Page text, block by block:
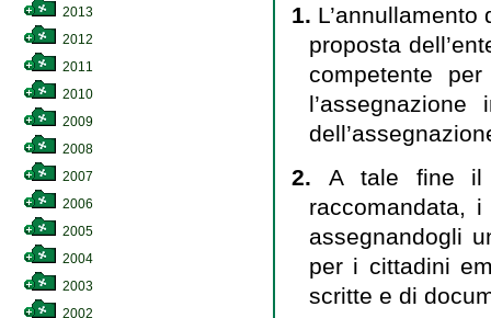
2013
2012
2011
2010
2009
2008
2007
2006
2005
2004
2003
2002
1. L’annullamento
proposta
competente
2. A tale fine il
raccomandata,
assegnandogli
per i cittadini
scritte e di